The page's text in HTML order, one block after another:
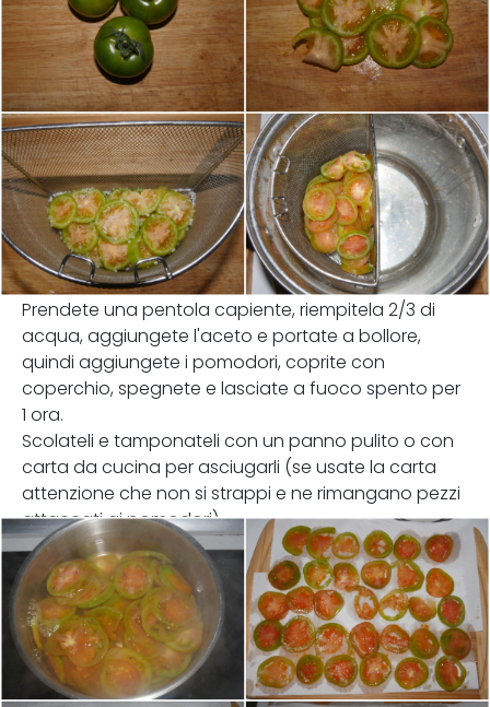
Prendete una pentola capiente, riempitela 2/3 di
acqua, aggiungete l'aceto e portate a bollore,
quindi aggiungete i pomodori, coprite con
coperchio, spegnete e lasciate a fuoco spento per
1 ora.
Scolateli e tamponateli con un panno pulito o con
carta da cucina per asciugarli (se usate la carta
attenzione che non si strappi e ne rimangano pezzi
attaccati ai pomodori).